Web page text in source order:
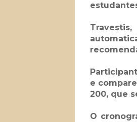
e
200, que
O